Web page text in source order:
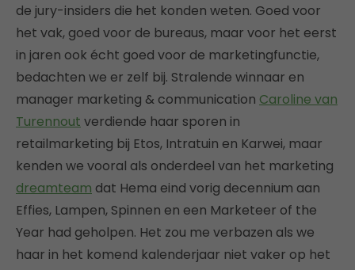
de jury-insiders die het konden weten. Goed voor
het vak, goed voor de bureaus, maar voor het eerst
in jaren ook écht goed voor de marketingfunctie,
bedachten we er zelf bij. Stralende winnaar en
manager marketing & communication Caroline van
Turennout verdiende haar sporen in
retailmarketing bij Etos, Intratuin en Karwei, maar
kenden we vooral als onderdeel van het marketing
dreamteam dat Hema eind vorig decennium aan
Effies, Lampen, Spinnen en een Marketeer of the
Year had geholpen. Het zou me verbazen als we
haar in het komend kalenderjaar niet vaker op het